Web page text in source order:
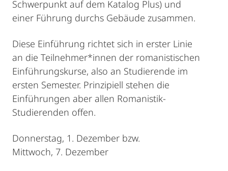
Schwerpunkt auf dem Katalog Plus) und
einer Führung durchs Gebäude zusammen.
Diese Einführung richtet sich in erster Linie
an die Teilnehmer*innen der romanistischen
Einführungskurse, also an Studierende im
ersten Semester. Prinzipiell stehen die
Einführungen aber allen Romanistik-
Studierenden offen.
Donnerstag, 1. Dezember bzw.
Mittwoch, 7. Dezember